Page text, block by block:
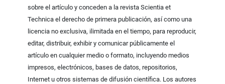
sobre el artículo y conceden a la revista Scientia et
Technica el derecho de primera publicación, así como una
licencia no exclusiva, ilimitada en el tiempo, para reproducir,
editar, distribuir, exhibir y comunicar públicamente el
artículo en cualquier medio o formato, incluyendo medios
impresos, electrónicos, bases de datos, repositorios,
Internet u otros sistemas de difusión científica. Los autores